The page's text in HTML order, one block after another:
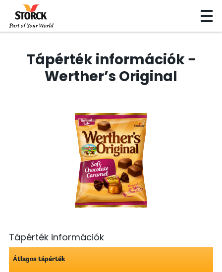
Tápérték információk −
Werther’s Original
Tápérték információk
Átlagos tápérték